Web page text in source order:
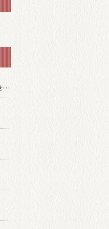
わんにゃんブログ～安心して任せてもらう～